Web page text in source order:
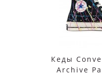
Кеды
Archive